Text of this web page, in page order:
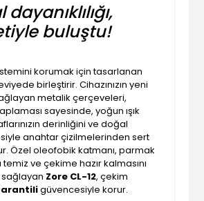
buluştu!
korumak için tasarlanan
birleştirir. Cihazınızın yeni
metalik çerçeveleri,
sayesinde, yoğun ışık
derinliğini ve doğal
anahtar çizilmelerinden sert
Özel oleofobik katmanı, parmak
ve çekime hazır kalmasını
Zore CL-12, çekim
güvencesiyle korur.